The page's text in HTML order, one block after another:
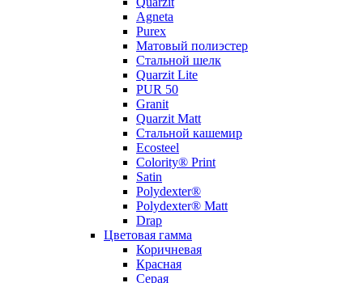
Agneta
Purex
Матовый полиэстер
Стальной шелк
Quarzit Lite
PUR 50
Granit
Quarzit Matt
Стальной кашемир
Ecosteel
Colority® Print
Satin
Polydexter®
Polydexter® Matt
Drap
Цветовая гамма
Коричневая
Красная
Серая